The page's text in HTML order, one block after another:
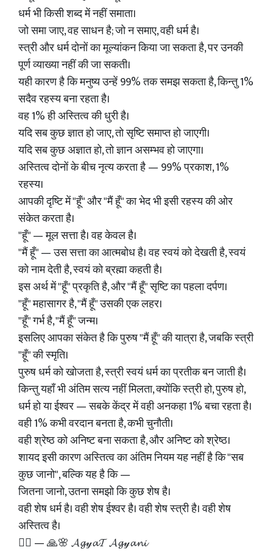
धर्म भी किसी शब्द में नहीं समाता।
जो समा जाए, वह साधन है; जो न समाए, वही धर्म है।
स्त्री और धर्म दोनों का मूल्यांकन किया जा सकता है, पर उनकी
पूर्ण व्याख्या नहीं की जा सकती।
यही कारण है कि मनुष्य उन्हें 99% तक समझ सकता है, किन्तु 1%
सदैव रहस्य बना रहता है।
वह 1% ही अस्तित्व की धुरी है।
यदि सब कुछ ज्ञात हो जाए, तो सृष्टि समाप्त हो जाएगी।
यदि सब कुछ अज्ञात हो, तो ज्ञान असम्भव हो जाएगा।
अस्तित्व दोनों के बीच नृत्य करता है — 99% प्रकाश, 1%
रहस्य।
आपकी दृष्टि में "हूँ" और "मैं हूँ" का भेद भी इसी रहस्य की ओर
संकेत करता है।
"हूँ" — मूल सत्ता है। वह केवल है।
"मैं हूँ" — उस सत्ता का आत्मबोध है। वह स्वयं को देखती है, स्वयं
को नाम देती है, स्वयं को ब्रह्मा कहती है।
इस अर्थ में "हूँ" प्रकृति है, और "मैं हूँ" सृष्टि का पहला दर्पण।
"हूँ" महासागर है, "मैं हूँ" उसकी एक लहर।
"हूँ" गर्भ है, "मैं हूँ" जन्म।
इसलिए आपका संकेत है कि पुरुष "मैं हूँ" की यात्रा है, जबकि स्त्री
"हूँ" की स्मृति।
पुरुष धर्म को खोजता है, स्त्री स्वयं धर्म का प्रतीक बन जाती है।
किन्तु यहाँ भी अंतिम सत्य नहीं मिलता, क्योंकि स्त्री हो, पुरुष हो,
धर्म हो या ईश्वर — सबके केंद्र में वही अनकहा 1% बचा रहता है।
वही 1% कभी वरदान बनता है, कभी चुनौती।
वही श्रेष्ठ को अनिष्ट बना सकता है, और अनिष्ट को श्रेष्ठ।
शायद इसी कारण अस्तित्व का अंतिम नियम यह नहीं है कि "सब
कुछ जानो", बल्कि यह है कि —
जितना जानो, उतना समझो कि कुछ शेष है।
वही शेष धर्म है। वही शेष ईश्वर है। वही शेष स्त्री है। वही शेष
अस्तित्व है।
✍🏻 — 🙏🌸 𝓐𝓰𝓎𝓪𝓣 𝓐𝓰𝓎𝓪𝓷𝓲